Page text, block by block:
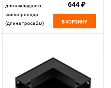
для накладного
шинопровода
(длина троса 2м)
644 ₽
В КОРЗИНУ